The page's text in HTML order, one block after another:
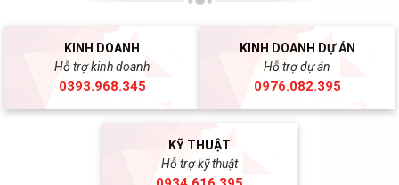
KINH DOANH
Hỗ trợ kinh doanh
0393.968.345
KINH DOANH DỰ ÁN
Hỗ trợ dự án
0976.082.395
KỸ THUẬT
Hỗ trợ kỹ thuật